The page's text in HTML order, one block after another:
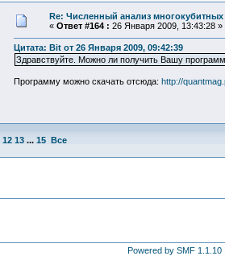
Re: Численный анализ многокубитных
« Ответ #164 : 26 Января 2009, 13:43:28 »
Цитата: Bit от 26 Января 2009, 09:42:39
Здравствуйте. Можно ли получить Вашу
Программу можно скачать отсюда: http://
12 13 ... 15 Все
Powered by SMF 1.1.10